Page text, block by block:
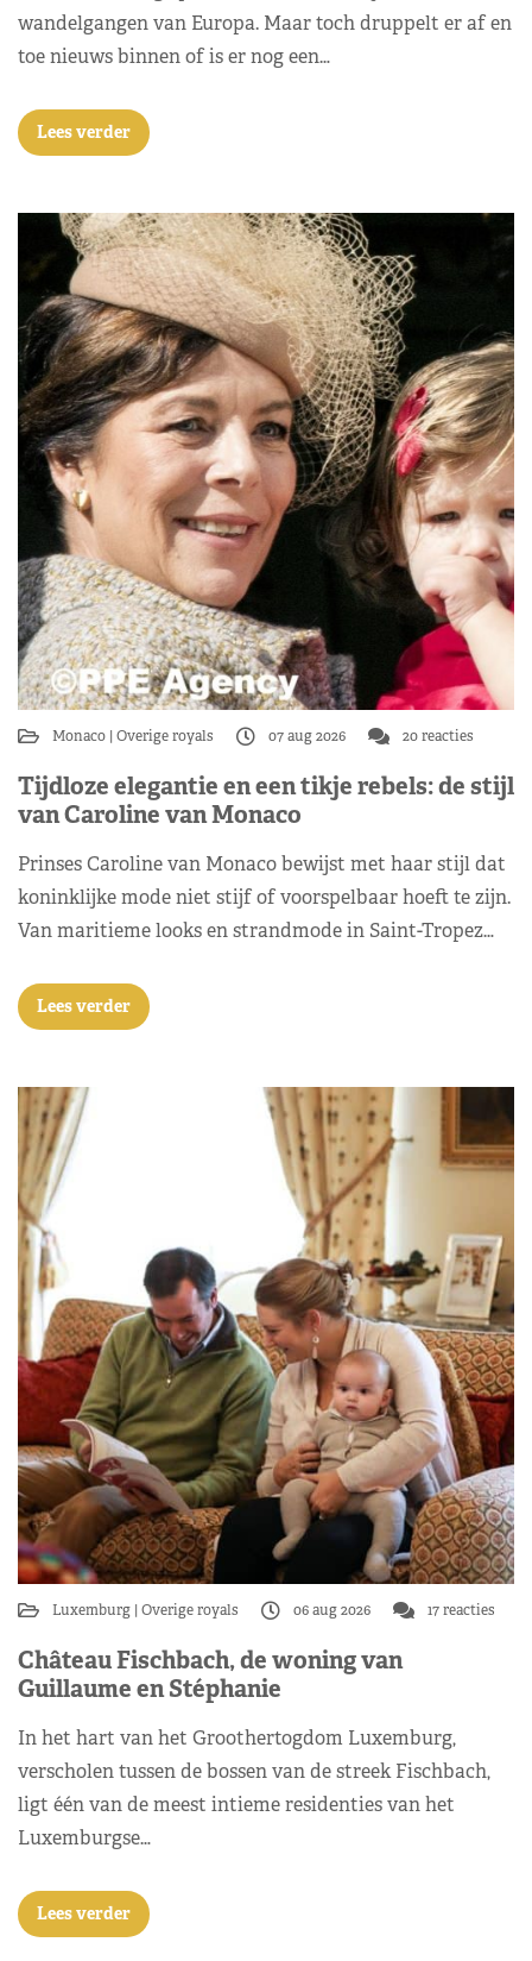
wandelgangen van Europa. Maar toch druppelt er af en
toe nieuws binnen of is er nog een…
Lees verder
Monaco Overige royals 07 aug 2026 20 reacties
Tijdloze elegantie en een tikje rebels: de stijl
van Caroline van Monaco
Prinses Caroline van Monaco bewijst met haar stijl dat
koninklijke mode niet stijf of voorspelbaar hoeft te zijn.
Van maritieme looks en strandmode in Saint-Tropez…
Lees verder
Luxemburg Overige royals 06 aug 2026 17 reacties
Château Fischbach, de woning van
Guillaume en Stéphanie
In het hart van het Groothertogdom Luxemburg,
verscholen tussen de bossen van de streek Fischbach,
ligt één van de meest intieme residenties van het
Luxemburgse…
Lees verder